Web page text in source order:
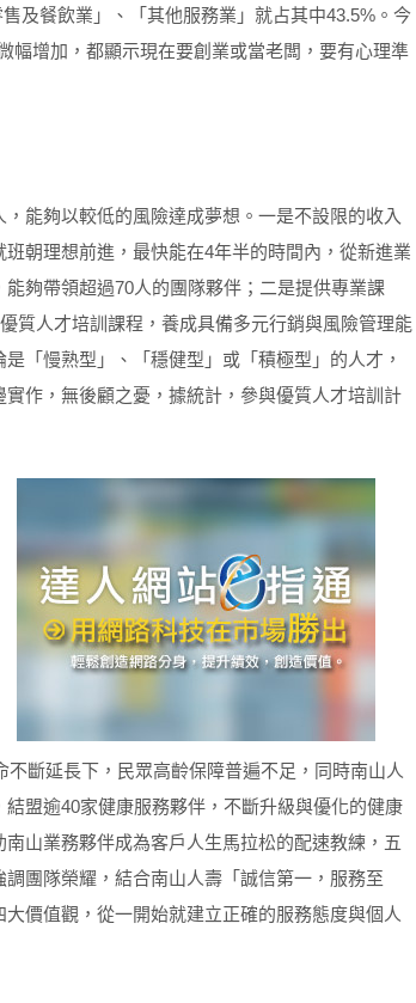
及餐飲業」、「其他服務業」就占其中43.5%。今
幅增加，都顯示現在要創業或當老闆，要有心理準
能夠以較低的風險達成夢想。一是不設限的收入
朝理想前進，最快能在4年半的時間內，從新進業
夠帶領超過70人的團隊夥伴；二是提供專業課
質人才培訓課程，養成具備多元行銷與風險管理能
「慢熟型」、「穩健型」或「積極型」的人才，
作，無後顧之憂，據統計，參與優質人才培訓計
斷延長下，民眾高齡保障普遍不足，同時南山人
盟逾40家健康服務夥伴，不斷升級與優化的健康
山業務夥伴成為客戶人生馬拉松的配速教練，五
團隊榮耀，結合南山人壽「誠信第一，服務至
價值觀，從一開始就建立正確的服務態度與個人